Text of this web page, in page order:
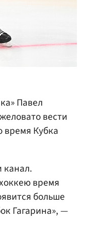
Павел
вести
время Кубка
канал.
время
больше
Гагарина», —